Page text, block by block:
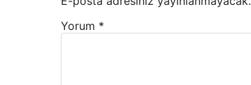
Yorum *